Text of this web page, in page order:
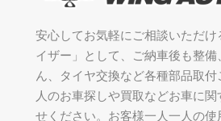
安心してお気軽にご相談いただ
イザー」として、ご納車後も整備
ん、タイヤ交換など各種部品取
人のお車探しや買取などお車に
せください。お客様一人一人の使